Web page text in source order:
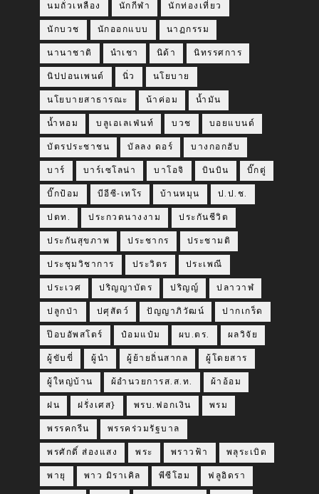
นมถั่วเหลือง นักกีฬา นักท่องเที่ยว
นักบวช นักออกแบบ นาฏกรรม
นานาชาติ นำเชา นิด้า นิทรรศการ
นิปปอนเพนต์ นิ่ว นโยบาย
นโยบายสาธารณะ น้าค่อม น้ำมัน
น้ำหอม บลูเอเลเฟ่นท์ บวช บอยแบนด์
บัตรประชาชน บัลลง ดอร์ บางกอกฮับ
บาร์ บาร์เซโลน่า บาโอจิ บินบิน บิ๊กตู่
บิ๊กป้อม บีอีซี-เทโร บ้านหมุน ป.ป.ช.
ปตท. ประกวดนางงาม ประกันชีวิต
ประกันสุขภาพ ประชากร ประชามติ
ประชุมวิชาการ ประวิตร ประเพณี
ประเวศ ปริญญาบัตร ปริญญ์ ปลาวาฬ
ปลูกป่า ปศุสัตว์ ปัญญาภิวัฒน์ ปากเกร็ด
ป๊อบอัพสโตร์ ป๋อมแป๋ม ผบ.ตร. ผลวิจัย
ผู้ขับขี่ ผู้นำ ผู้ย้ายถิ่นสากล ผู้โดยสาร
ผู้ใหญ่บ้าน ผ้อำนวยการส.ส.ท. ผ้าอ้อม
ฝน ฝรั่งเศส} พรบ.ฟอกเงิน พรม
พรรคกรีน พรรคร่วมรัฐบาล
พรศักดิ์ ส่องแสง พระ พราวฟ้า พลุระเบิด
พายุ พาว มิราเคิล พีซีโฮม ฟลูอิดรา